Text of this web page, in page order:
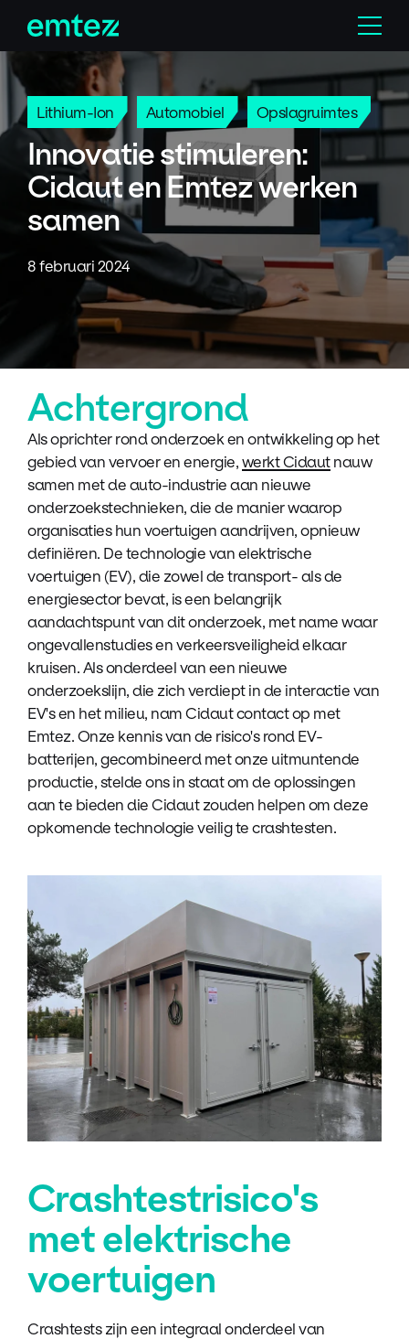
content
Menu
Lithium-Ion Automobiel Opslagruimtes
Innovatie stimuleren:
Cidaut en Emtez werken
samen
8 februari 2024
Achtergrond
Als oprichter rond onderzoek en ontwikkeling op het
gebied van vervoer en energie,werkt Cidautnauw
samen met de auto-industrie aan nieuwe
onderzoekstechnieken, die de manier waarop
organisaties hun voertuigen aandrijven, opnieuw
definiëren. De technologie van elektrische
voertuigen (EV), die zowel de transport- als de
energiesector bevat, is een belangrijk
aandachtspunt van dit onderzoek, met name waar
ongevallenstudies en verkeersveiligheid elkaar
kruisen. Als onderdeel van een nieuwe
onderzoekslijn, die zich verdiept in de interactie van
EV's en het milieu, nam Cidaut contact op met
Emtez. Onze kennis van de risico's rond EV-
batterijen, gecombineerd met onze uitmuntende
productie, stelde ons in staat om de oplossingen
aan te bieden die Cidaut zouden helpen om deze
opkomende technologie veilig te crashtesten.
Crashtestrisico's
met elektrische
voertuigen
Crashtests zijn een integraal onderdeel van